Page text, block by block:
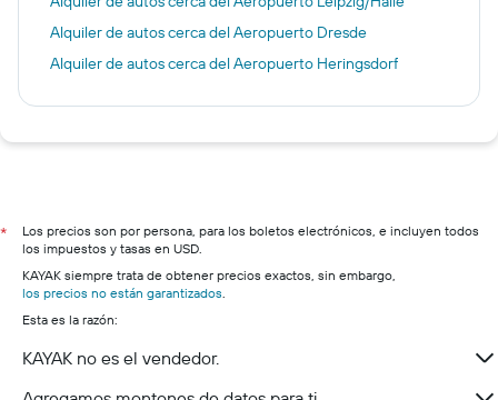
Alquiler de autos cerca del Aeropuerto Dresde
Alquiler de autos cerca del Aeropuerto Heringsdorf
*
Los precios son por persona, para los boletos electrónicos, e incluyen todos
los impuestos y tasas en USD.
KAYAK siempre trata de obtener precios exactos, sin embargo,
los precios no están garantizados
Esta es la razón:
KAYAK no es el vendedor.